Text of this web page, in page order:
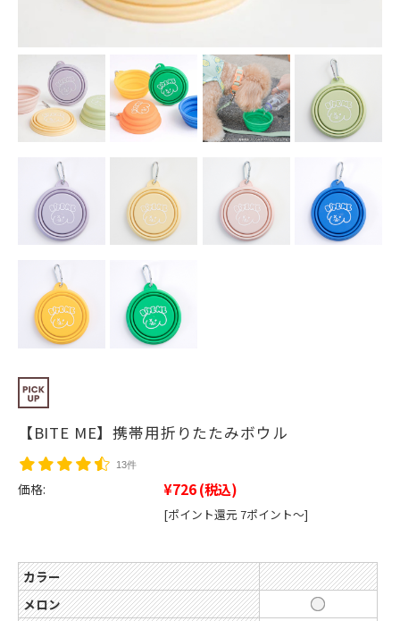
【BITE ME】携帯用折りたたみボウル
13件
価格: ¥726(税込)
[ポイント還元 7ポイント～]
カラー
メロン